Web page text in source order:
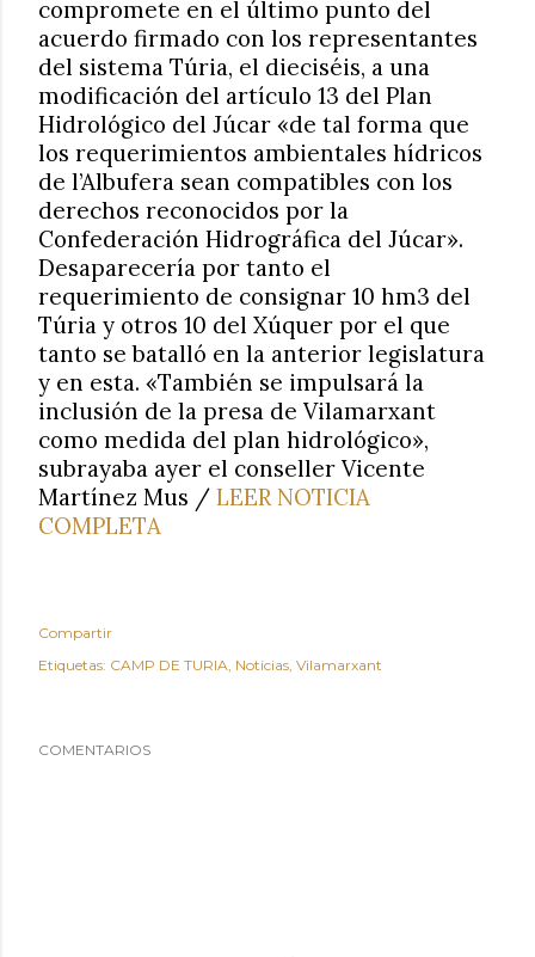
compromete en el último punto del
acuerdo firmado con los representantes
del sistema Túria, el dieciséis, a una
modificación del artículo 13 del Plan
Hidrológico del Júcar «de tal forma que
los requerimientos ambientales hídricos
de l’Albufera sean compatibles con los
derechos reconocidos por la
Confederación Hidrográfica del Júcar».
Desaparecería por tanto el
requerimiento de consignar 10 hm3 del
Túria y otros 10 del Xúquer por el que
tanto se batalló en la anterior legislatura
y en esta. «También se impulsará la
inclusión de la presa de Vilamarxant
como medida del plan hidrológico»,
subrayaba ayer el conseller Vicente
Martínez Mus / LEER NOTICIA
COMPLETA
Compartir
Etiquetas: CAMP DE TURIA Noticias Vilamarxant
COMENTARIOS